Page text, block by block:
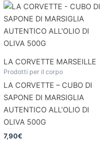
LA CORVETTE MARSEILLE
Prodotti per il corpo
LA CORVETTE – CUBO DI
SAPONE DI MARSIGLIA
AUTENTICO ALL’OLIO DI
OLIVA 500G
7,90€